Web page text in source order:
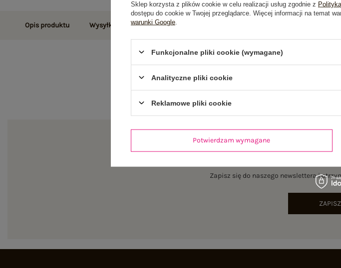
Opis produktu Wysyłka i dostawa Zwroty i reklamacje
Zapisz się do naszego newslettera i
Sklep korzysta z plików cookie w celu realizacji usług zgodnie z
dostępu do cookie w Twojej przeglądarce. Więcej informacji na temat
warunki Google
Funkcjonalne pliki cookie (wymagane)
Analityczne pliki cookie
Reklamowe pliki cookie
Potwierdzam wymagane